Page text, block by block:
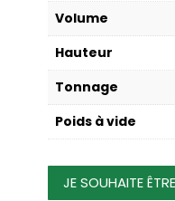
Volume
Hauteur
Tonnage
Poids à vide
JE SOUHAITE